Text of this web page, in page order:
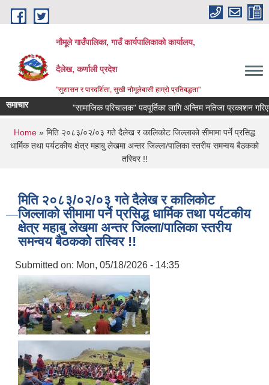
Skip to main content
नौमूले गाउँपालिका, गाउँ कार्यपालिकाको कार्यालय,
दैलेख, कर्णाली प्रदेश
"सुशासन र पारदर्शिता, सुखी नौमूलेबासी हाम्रो प्रतिबद्धता"
समाचार "सामाजिक परिचालक" पदपूर्तिका लागि अन्तिम नतिजा प्रकाशन गरिएको
You are here
Home » मिति २०८३/०२/०३ गते दैलेख र कालिकोट जिल्लाको सीमामा पर्ने प्रसिद्ध
धार्मिक तथा पर्यटकीय क्षेत्र महाबु लेखमा अन्तर जिल्ला/पालिका स्तरीय समन्वय बैठकको
तस्विर !!
मिति २०८३/०२/०३ गते दैलेख र कालिकोट
जिल्लाको सीमामा पर्ने प्रसिद्ध धार्मिक तथा पर्यटकीय
क्षेत्र महाबु लेखमा अन्तर जिल्ला/पालिका स्तरीय
समन्वय बैठकको तस्विर !!
Submitted on: Mon, 05/18/2026 - 14:35